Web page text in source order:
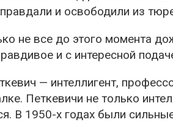
и освободили из
не все до этого момента
и с интересной
— интеллигент,
Петкевичи не только
В 1950-х годах были